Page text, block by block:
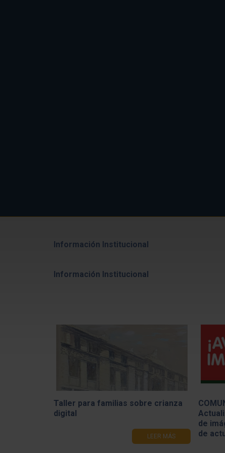
Información Institucional
Información Institucional
Taller para familias sobre crianza
digital
LEER MÁS
de
de